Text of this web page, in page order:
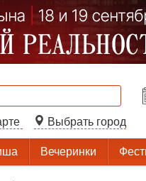
Выбрать город
Вечеринки